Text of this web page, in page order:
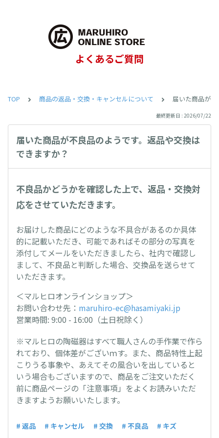
よくあるご質問
TOP 商品の返品・交換・キャンセルについて 届いた商品が
最終更新日 : 2026/07/22
届いた商品が不良品のようです。返品や交換は
できますか？
不良品かどうかを確認した上で、返品・交換対
応をさせていただきます。
お届けした商品にどのような不具合があるのか具体
的に記載いただき、可能であればその部分の写真を
添付してメールをいただきましたら、社内で確認し
まして、不良品と判断した場合、交換品を送らせて
いただきます。
＜マルヒロオンラインショップ＞
お問い合わせ先： maruhiro-ec@hasamiyaki.jp
営業時間: 9:00 - 16:00（土日祝除く）
※マルヒロの陶磁器はすべて職人さんの手作業で作ら
れており、個体差がございｍす。また、商品特性上起
こりうる事象や、あえてその風合いを出していると
いう場合もございますので、商品をご注文いただく
前に商品ページの「注意事項」をよくお読みいただ
きますようお願いいたします。
# 返品 # キャンセル # 交換 # 不良品
# キズ